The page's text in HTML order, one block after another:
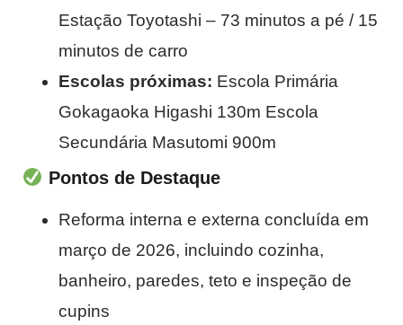
Estação Toyotashi – 73 minutos a pé / 15
minutos de carro
Escolas próximas: Escola Primária
Gokagaoka Higashi 130m Escola
Secundária Masutomi 900m
Pontos de Destaque
Reforma interna e externa concluída em
março de 2026, incluindo cozinha,
banheiro, paredes, teto e inspeção de
cupins